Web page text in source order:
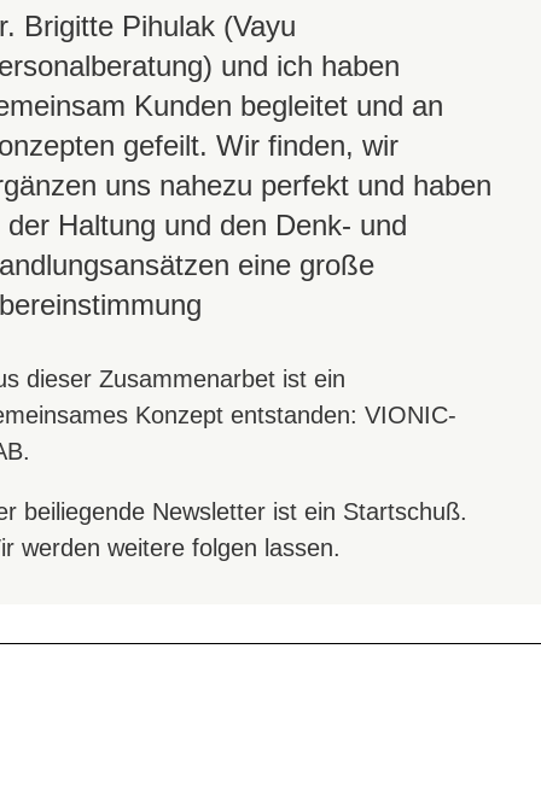
Brigitte Pihulak (Vayu
und ich haben
Kunden begleitet und an
gefeilt. Wir finden, wir
uns nahezu perfekt und haben
der Haltung und den Denk- und
eine große
dieser Zusammenarbet ist ein
Konzept entstanden: VIONIC-
beiliegende Newsletter ist ein Startschuß.
werden weitere folgen lassen.